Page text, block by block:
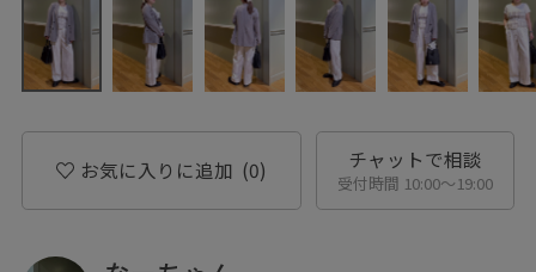
お気に入りに追加 (0) チャットで相談
受付時間 10:00〜19:00